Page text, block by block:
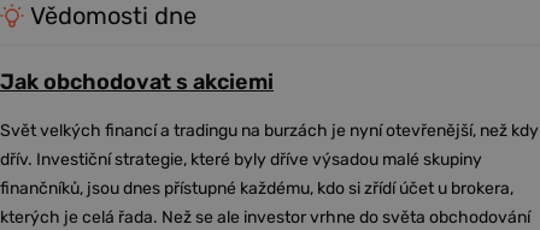
Vědomosti dne
Jak obchodovat s akciemi
Svět velkých financí a tradingu na burzách je nyní otevřenější, než kdy
dřív. Investiční strategie, které byly dříve výsadou malé skupiny
finančníků, jsou dnes přístupné každému, kdo si zřídí účet u brokera,
kterých je celá řada. Než se ale investor vrhne do světa obchodování